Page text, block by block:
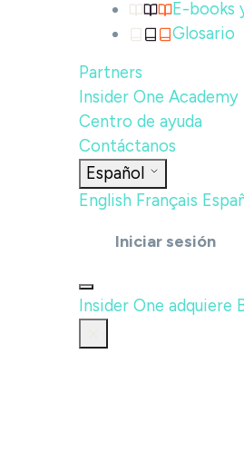
E-books
Glosario
Partners
Insider One Academy
Centro de ayuda
Contáctanos
Español
English Français
Iniciar sesión
Insider One adquiere